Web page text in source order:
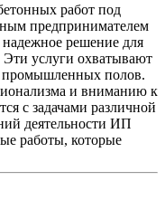
работ под
предпринимателем
решение для
Эти услуги охватывают
промышленных полов.
и вниманию к
с задачами различной
деятельности ИП
работы, которые